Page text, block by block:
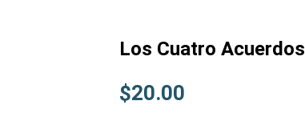
Los Cuatro Acuerdos
$20.00